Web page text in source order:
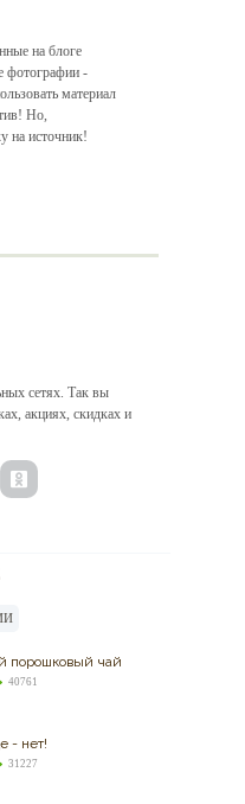
на блоге
фотографии -
материал
Но,
на источник!
сетях. Так вы
акциях, скидках и
порошковый чай
40761
- нет!
31227